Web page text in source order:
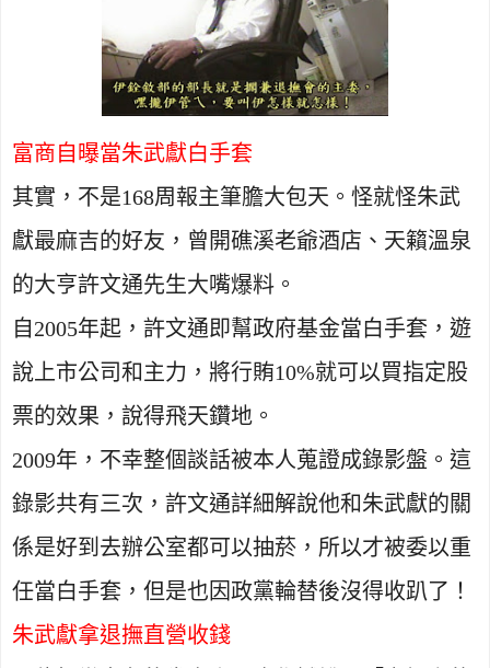
富商自曝當朱武獻白手套
其實，不是168周報主筆膽大包天。怪就怪朱武
獻最麻吉的好友，曾開礁溪老爺酒店、天籟溫泉
的大亨許文通先生大嘴爆料。
自 2005年起，許文通即幫政府基金當白手套，遊
說上市公司和主力，將行賄10%就可以買指定股
票的效果，說得飛天鑽地。
2009年，不幸整個談話被本人蒐證成錄影盤。這
錄影共有三次，許文通詳細解說他和朱武獻的關
係是好到去辦公室都可以抽菸，所以才被委以重
任當白手套，但是也因政黨輪替後沒得收趴了！
朱武獻拿退撫直營收錢